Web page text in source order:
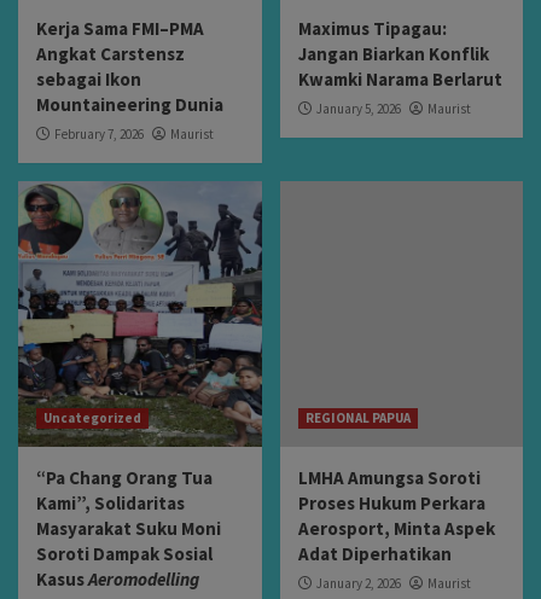
Kerja Sama FMI–PMA
Angkat Carstensz
sebagai Ikon
Mountaineering Dunia
February 7, 2026 Maurist
Maximus Tipagau:
Jangan Biarkan Konflik
Kwamki Narama Berlarut
January 5, 2026 Maurist
Uncategorized
“Pa Chang Orang Tua
Kami”, Solidaritas
Masyarakat Suku Moni
Soroti Dampak Sosial
KasusAeromodelling
REGIONAL PAPUA
LMHA Amungsa Soroti
Proses Hukum Perkara
Aerosport, Minta Aspek
Adat Diperhatikan
January 2, 2026 Maurist